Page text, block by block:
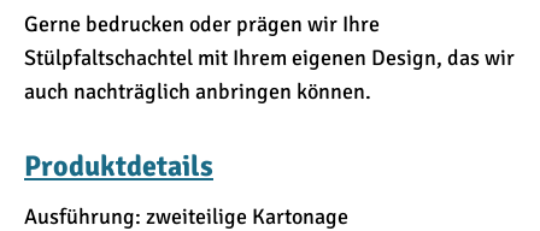
Gerne bedrucken oder prägen wir Ihre
Stülpfaltschachtel mit Ihrem eigenen Design, das wir
auch nachträglich anbringen können.
Produktdetails
Ausführung: zweiteilige Kartonage